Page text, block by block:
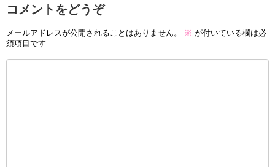
コメントをどうぞ
メールアドレスが公開されることはありません。 ※ が付いている欄は必
須項目です